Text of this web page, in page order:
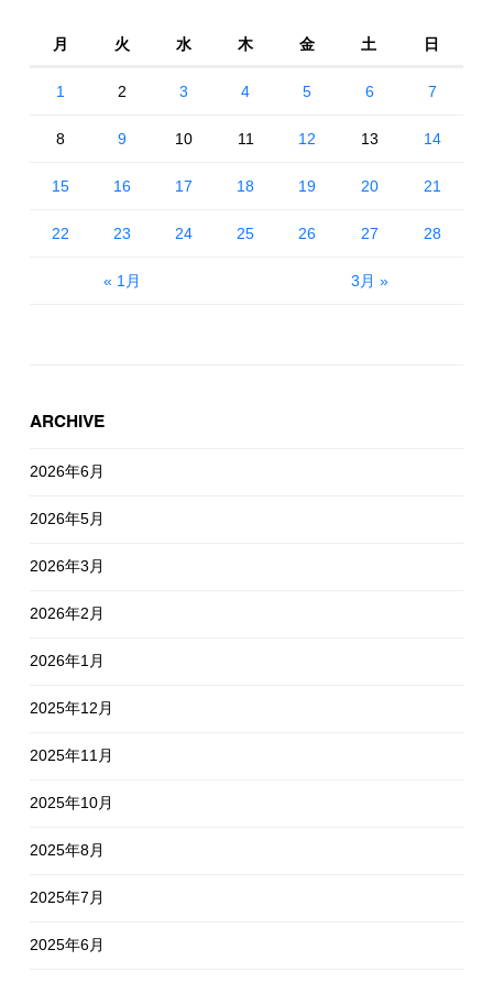
月 火 水 木 金 土 日
« 1月 3月 »
1 2 3 4 5 6 7
8 9 10 11 12 13 14
15 16 17 18 19 20 21
22 23 24 25 26 27 28
ARCHIVE
2026年6月
2026年5月
2026年3月
2026年2月
2026年1月
2025年12月
2025年11月
2025年10月
2025年8月
2025年7月
2025年6月